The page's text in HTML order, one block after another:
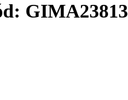
GIMA23813